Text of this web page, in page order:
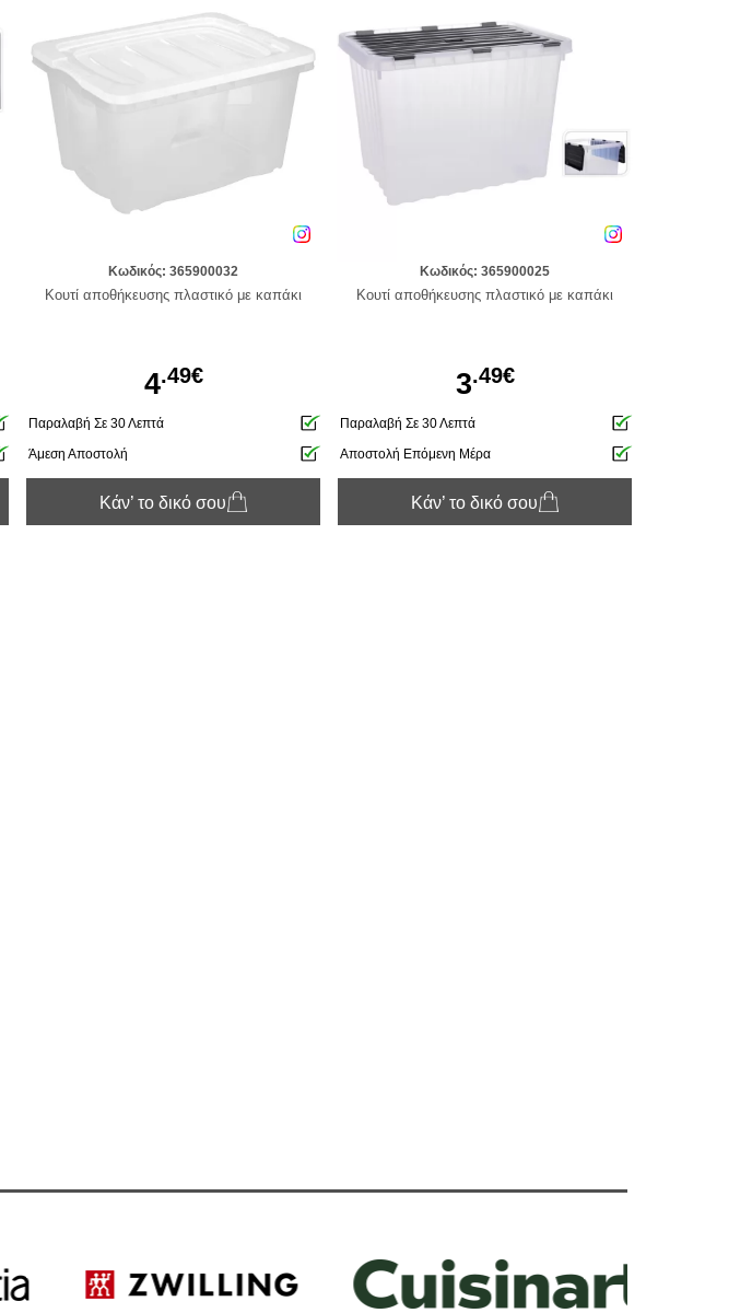
Κωδικός: 365900032
Κουτί αποθήκευσης πλαστικό με καπάκι
4.49€
Παραλαβή Σε 30 Λεπτά
Άμεση Αποστολή
Κάν’ το δικό σου
Κωδικός: 365900025
Κουτί αποθήκευσης πλαστικό με καπάκι
3.49€
Παραλαβή Σε 30 Λεπτά
Αποστολή Επόμενη Μέρα
Κάν’ το δικό σου